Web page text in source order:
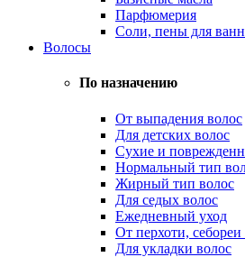
Парфюмерия
Соли, пены для
Волосы
По назначению
От выпадения волос
Для детских волос
Сухие и
Нормальный тип
Жирный тип волос
Для седых волос
Ежедневный уход
От перхоти,
Для укладки волос